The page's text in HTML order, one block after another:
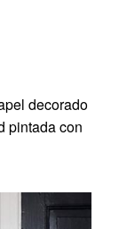
decorado
pintada con